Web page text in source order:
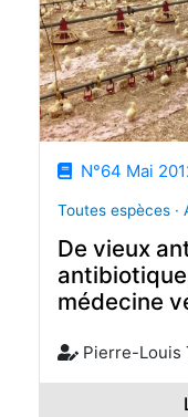
N°64 Mai
Toutes espèces ·
De vieux
médecine
Pierre-Louis